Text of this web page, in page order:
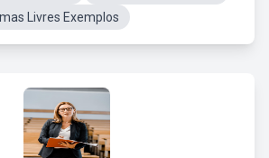
Livres Exemplos